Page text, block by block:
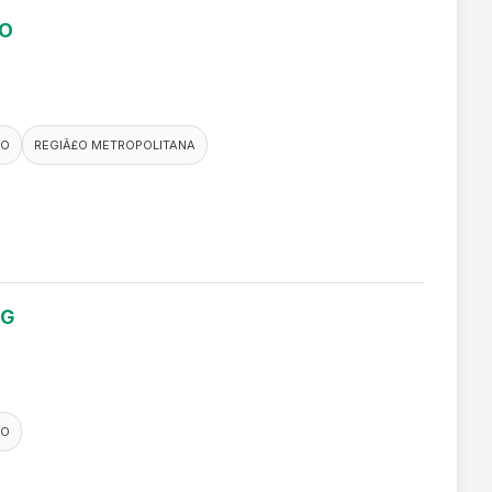
REGIÃ£O METROPOLITANA